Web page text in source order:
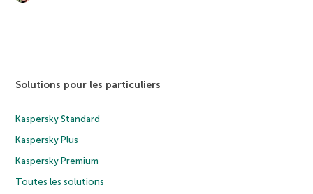
Solutions pour les particuliers
Kaspersky Standard
Kaspersky Plus
Kaspersky Premium
Toutes les solutions